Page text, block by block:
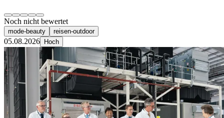
Noch nicht bewertet
mode-beauty reisen-outdoor
05.08.2026 Hoch